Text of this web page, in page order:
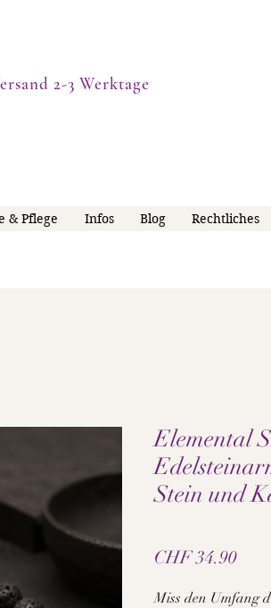
2-3 Werktage
& Pflege Infos Blog Rechtliches
Elemental
Stein und
CHF 34.90Preis
Miss den Umfang